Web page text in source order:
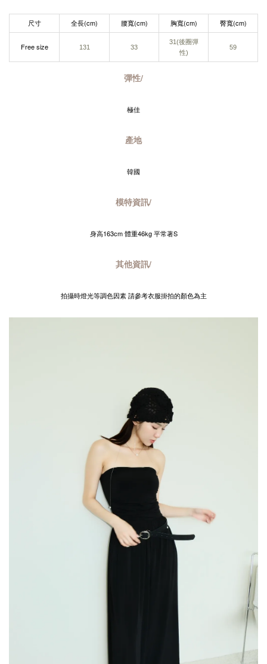
尺寸 全長(cm) 腰寬(cm) 胸寬(cm) 臀寬(cm)
Free size 131 33
31(後圈彈
性)
59
彈性/
極佳
產地
韓國
模特資訊/
身高163cm 體重46kg 平常著S
其他資訊/
拍攝時燈光等調色因素 請參考衣服掛拍的顏色為主